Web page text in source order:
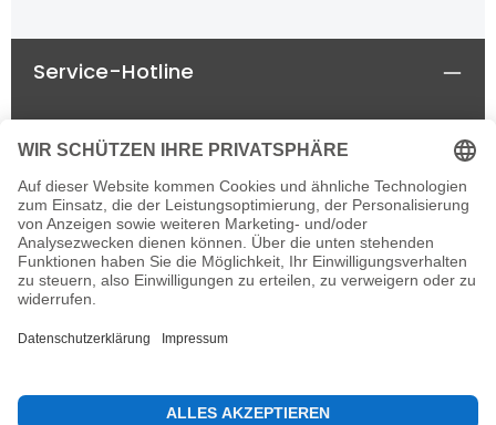
Service-Hotline
Rechtliches
Informationen
Newsletter
Alle Preise inkl. gesetzl. Mehrwertsteuer zzgl.